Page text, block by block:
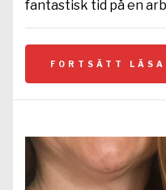
fantastisk tid på en
FORTSÄTT LÄSA